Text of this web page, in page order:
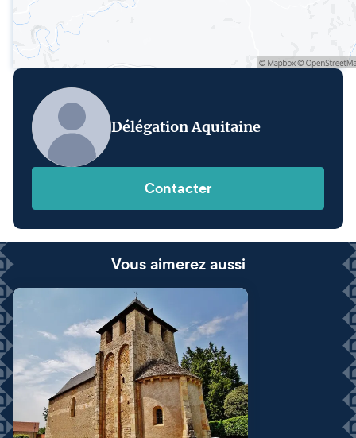
Délégation Aquitaine
Contacter
Vous aimerez aussi